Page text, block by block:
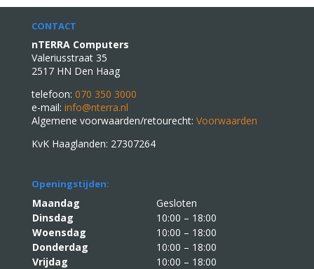
CONTACT
nTERRA Computers
Valeriusstraat 35
2517 HN Den Haag
telefoon: 070 350 3000
e-mail: info@nterra.nl
Algemene voorwaarden/retourecht: Voorwaarden
KvK Haaglanden: 27307264
Openingstijden:
Maandag
Gesloten
Dinsdag
10:00 – 18:00
Woensdag
10:00 – 18:00
Donderdag
10:00 – 18:00
Vrijdag
10:00 – 18:00